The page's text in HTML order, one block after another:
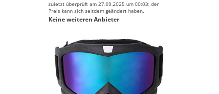
zuletzt überprüft am 27.09.2025 um 00:03; der
Preis kann sich seitdem geändert haben.
Keine weiteren Anbieter